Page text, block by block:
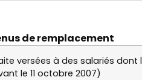
de remplacement
versées à des salariés
le 11 octobre 2007)